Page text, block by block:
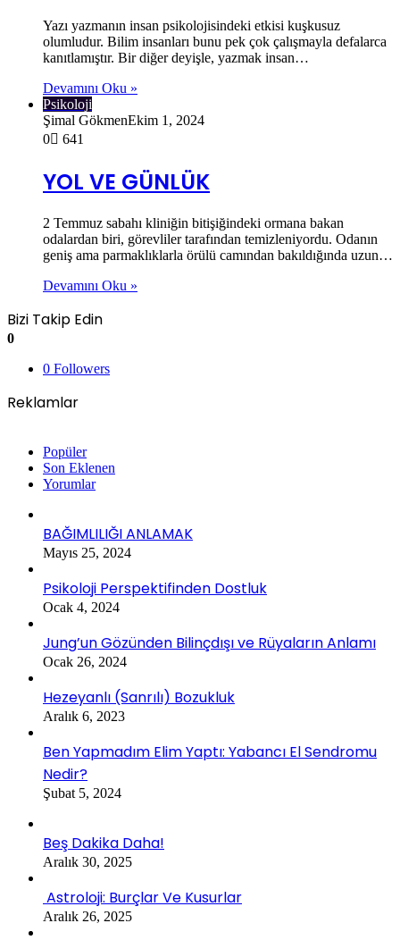
Yazı yazmanın insan psikolojisindeki etkisi kuşkusuz
olumludur. Bilim insanları bunu pek çok çalışmayla defalarca
kanıtlamıştır. Bir diğer deyişle, yazmak insan…
Devamını Oku »
Psikoloji
Şimal GökmenEkim 1, 2024
0
641
YOL VE GÜNLÜK
2 Temmuz sabahı kliniğin bitişiğindeki ormana bakan
odalardan biri, görevliler tarafından temizleniyordu. Odanın
geniş ama parmaklıklarla örülü camından bakıldığında uzun…
Devamını Oku »
Bizi Takip Edin
0
0 Followers
Reklamlar
Popüler
Son Eklenen
Yorumlar
BAĞIMLILIĞI ANLAMAK
Mayıs 25, 2024
Psikoloji Perspektifinden Dostluk
Ocak 4, 2024
Jung’un Gözünden Bilinçdışı ve Rüyaların Anlamı
Ocak 26, 2024
Hezeyanlı (Sanrılı) Bozukluk
Aralık 6, 2023
Ben Yapmadım Elim Yaptı: Yabancı El Sendromu
Nedir?
Şubat 5, 2024
Beş Dakika Daha!
Aralık 30, 2025
Astroloji: Burçlar Ve Kusurlar
Aralık 26, 2025